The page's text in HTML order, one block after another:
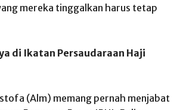
mereka tinggalkan harus tetap
di Ikatan Persaudaraan Haji
(Alm) memang pernah menjabat